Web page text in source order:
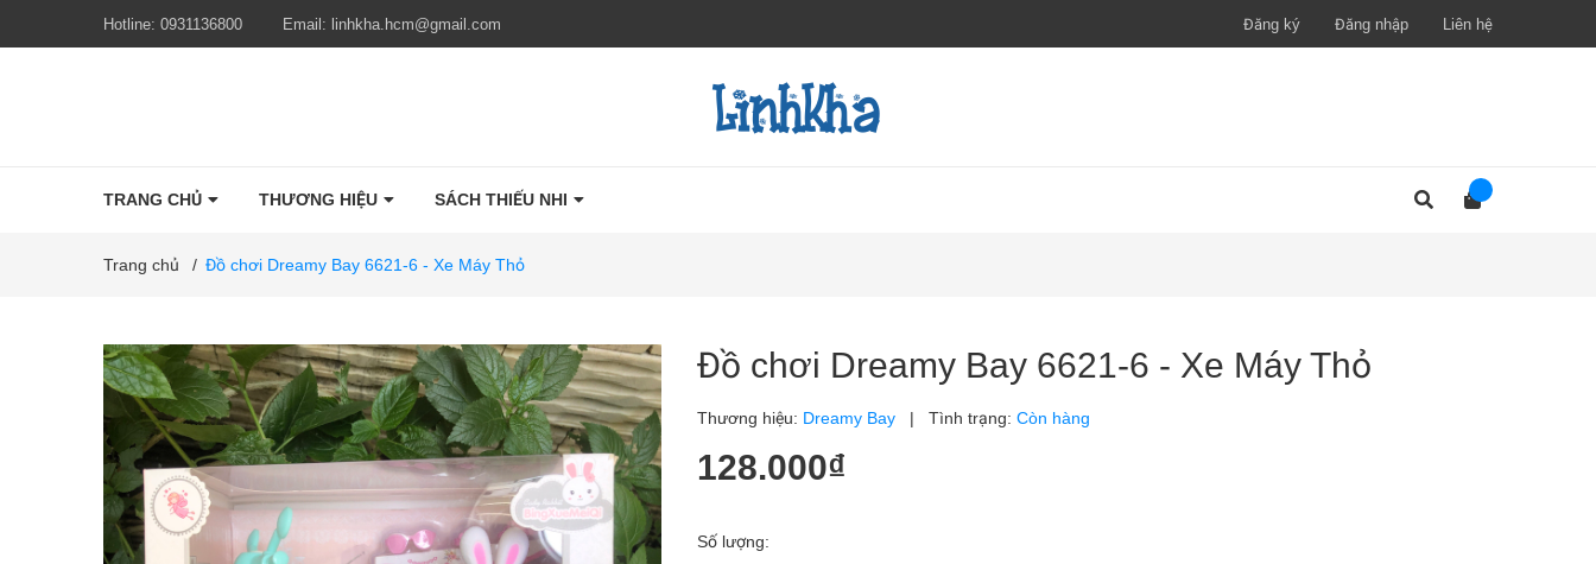
Hotline: 0931136800 Email: linhkha.hcm@gmail.com Đăng ký Đăng nhập Liên hệ
TRANG CHỦ THƯƠNG HIỆU SÁCH THIẾU NHI
Trang chủ / Đồ chơi Dreamy Bay 6621-6 - Xe Máy Thỏ
Đồ chơi Dreamy Bay 6621-6 - Xe Máy Thỏ
Thương hiệu: Dreamy Bay | Tình trạng: Còn hàng
128.000₫
Số lượng: